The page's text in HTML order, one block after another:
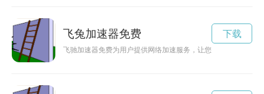
飞兔加速器免费
飞驰加速器免费为用户提供网络加速服务，让您畅游网络世界，
下载